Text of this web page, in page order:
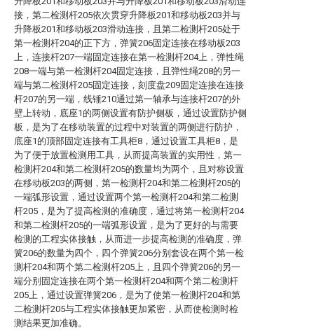
接，第二检测杆205依次贯穿升降板201和移动板203并与
升降板201和移动板203滑动连接，且第二检测杆205处于
第一检测杆204的正下方，弹簧206固定连接在移动板203
上，连接杆207一端固定连接在第一检测杆204上，弹性绳
208一端与第一检测杆204固定连接，且弹性绳208的另一
端与第二检测杆205固定连接，刻度盘209固定连接在连接
杆207的另一端，线锤210通过第一轴承与连接杆207的外
壁上转动，底座1的两侧设置有防护侧板，通过设置防护侧
板，是为了在移动装置的过程中对装置的两侧进行防护，
底座1的顶部固定连接有工具柜8，通过设置工具柜8，是
为了便于放置检测用工具，从而提高装置的实用性，第一
检测杆204和第二检测杆205的数量均为两个，且对称设置
在移动板203的两侧，第一检测杆204和第二检测杆205的
一端弧形设置，通过设置两个第一检测杆204和第二检测
杆205，是为了提高检测的准确度，通过将第一检测杆204
和第二检测杆205的一端弧形设置，是为了更好的与需要
检测的工程实体接触，从而进一步提高检测的准确度，弹
簧206的数量为四个，四个弹簧206分别套设在两个第一检
测杆204和两个第二检测杆205上，且四个弹簧206的另一
端分别固定连接在两个第一检测杆204和两个第二检测杆
205上，通过设置弹簧206，是为了使第一检测杆204和第
二检测杆205与工程实体接触更加紧密，从而使检测时检
测结果更加准确。